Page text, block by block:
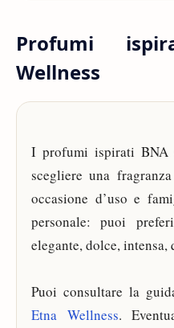
Profumi
Wellness
I profumi ispirati BNA
scegliere una
occasione d’uso e
personale: puoi
elegante, dolce,
Puoi consultare la
Etna Wellness.